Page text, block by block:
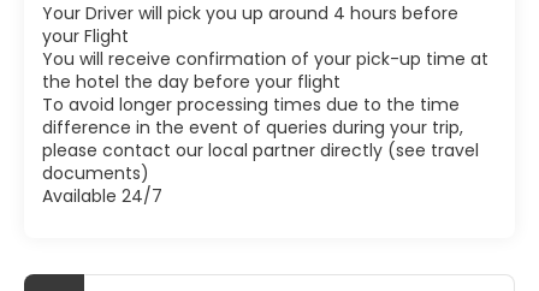
Your Driver will pick you up around 4 hours before
your Flight
You will receive confirmation of your pick-up time at
the hotel the day before your flight
To avoid longer processing times due to the time
difference in the event of queries during your trip,
please contact our local partner directly (see travel
documents)
Available 24/7